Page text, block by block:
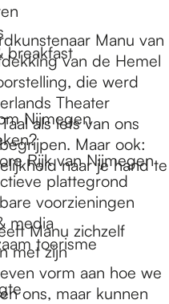
breakfast
Nijmegen
Rijk van Nijmegen
plattegrond
voorzieningen
media
toerisme
Manu van
van de Hemel
die werd
Theater
als iets van ons
Maar ook:
naar je hand te
Manu zichzelf
met zijn
vorm aan hoe we
ons, maar kunnen